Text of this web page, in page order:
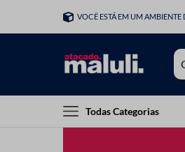
VOCÊ ESTÁ EM UM AMBIENTE
O
Todas Categorias